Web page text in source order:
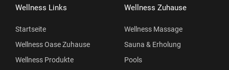
Wellness Links
Startseite
Wellness Oase Zuhause
Wellness Produkte
Wellness Zuhause
Wellness Massage
Sauna & Erholung
Pools